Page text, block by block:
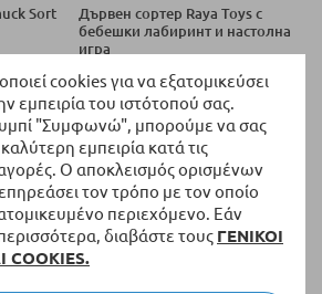
cookies για να εξατομικεύσει
εμπειρία του ιστότοπού σας.
"Συμφωνώ", μπορούμε να σας
εμπειρία κατά τις
Ο αποκλεισμός ορισμένων
τον τρόπο με τον οποίο
περιεχόμενο. Εάν
διαβάστε τους ΓΕΝΙΚΟΙ
Sort
Дървен сортер Raya Toys с
бебешки лабиринт и настолна
игра
22,04 €
Eιδική τιμή